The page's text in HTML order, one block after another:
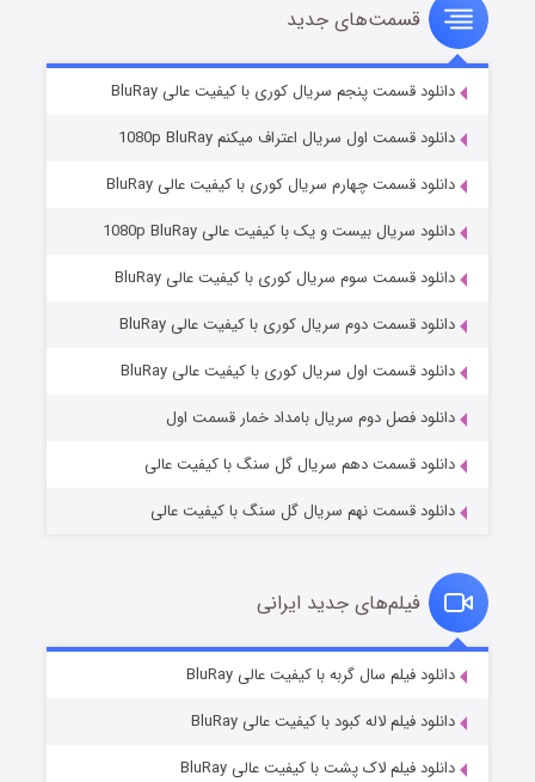
قسمت۸ (زیرنویس) منتشر شد
عملیات آپارتمان
قسمت۲ (زیرنویس) منتشر شد
قسمت۲ (زیرنویس) منتشر شد
قسمت‌های جدید
دانلود قسمت پنجم سریال کوری با کیفیت عالی BluRay
دانلود قسمت اول سریال اعتراف میکنم 1080p BluRay
دانلود قسمت چهارم سریال کوری با کیفیت عالی BluRay
دانلود سریال بیست و یک با کیفیت عالی 1080p BluRay
دانلود قسمت سوم سریال کوری با کیفیت عالی BluRay
دانلود قسمت دوم سریال کوری با کیفیت عالی BluRay
دانلود قسمت اول سریال کوری با کیفیت عالی BluRay
دانلود فصل دوم سریال بامداد خمار قسمت اول
دانلود قسمت دهم سریال گل سنگ با کیفیت عالی
دانلود قسمت نهم سریال گل سنگ با کیفیت عالی
فیلم‌های جدید ایرانی
دانلود فیلم سال گربه با کیفیت عالی BluRay
دانلود فیلم لاله کبود با کیفیت عالی BluRay
دانلود فیلم لاک پشت با کیفیت عالی BluRay